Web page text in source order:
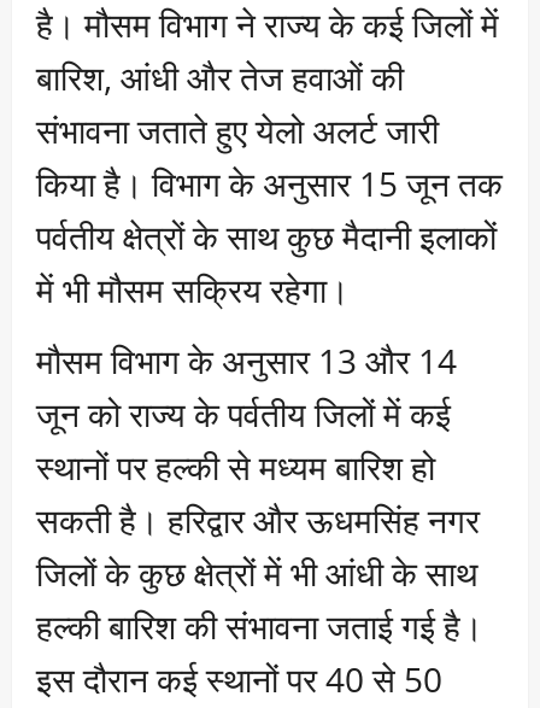
है। मौसम विभाग ने राज्य के कई जिलों में
बारिश, आंधी और तेज हवाओं की
संभावना जताते हुए येलो अलर्ट जारी
किया है। विभाग के अनुसार 15 जून तक
पर्वतीय क्षेत्रों के साथ कुछ मैदानी इलाकों
में भी मौसम सक्रिय रहेगा।
मौसम विभाग के अनुसार 13 और 14
जून को राज्य के पर्वतीय जिलों में कई
स्थानों पर हल्की से मध्यम बारिश हो
सकती है। हरिद्वार और ऊधमसिंह नगर
जिलों के कुछ क्षेत्रों में भी आंधी के साथ
हल्की बारिश की संभावना जताई गई है।
इस दौरान कई स्थानों पर 40 से 50